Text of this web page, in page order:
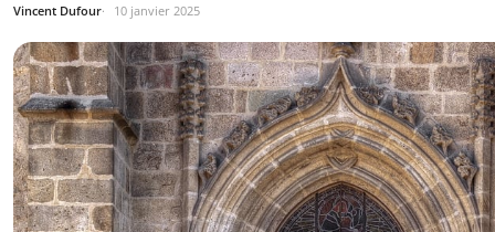
Vincent Dufour 10 janvier 2025